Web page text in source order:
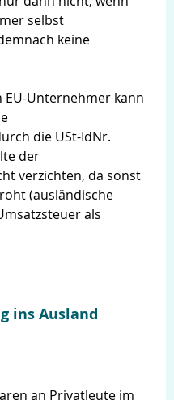
selbst
keine
Unternehmer kann
die USt-IdNr.
der
verzichten, da sonst
(ausländische
als
ins Ausland
an Privatleute im